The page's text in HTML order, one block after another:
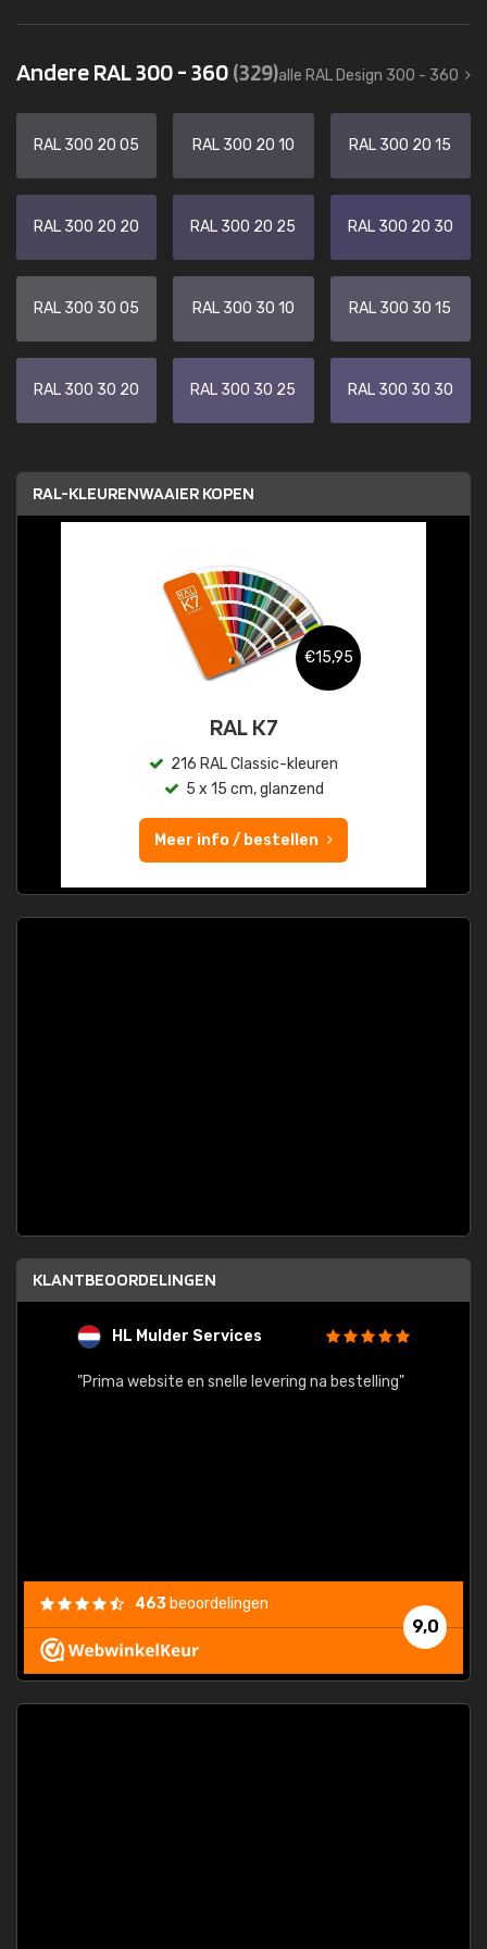
Andere RAL 300 - 360(329)alle RAL Design 300 - 360
RAL 300 20 05 RAL 300 20 10 RAL 300 20 15
RAL 300 20 20 RAL 300 20 25 RAL 300 20 30
RAL 300 30 05 RAL 300 30 10 RAL 300 30 15
RAL 300 30 20 RAL 300 30 25 RAL 300 30 30
RAL-KLEURENWAAIER KOPEN
€15,95
RAL K7
216 RAL Classic-kleuren
5 x 15 cm, glanzend
Meer info / bestellen
KLANTBEOORDELINGEN
HL Mulder Services
"Prima website en snelle levering na bestelling"
9,0
463 beoordelingen